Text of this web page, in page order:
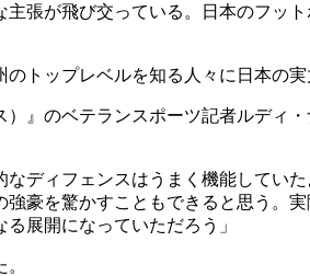
張が飛び交っている。日本のフッ
トップレベルを知る人々に日本の実
のベテランスポーツ記者ルディ・
ディフェンスはうまく機能してい
豪を驚かすこともできると思う。
展開になっていただろう」